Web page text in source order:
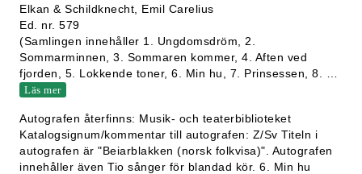
Elkan & Schildknecht, Emil Carelius
Ed. nr. 579
(Samlingen innehåller 1. Ungdomsdröm, 2.
Sommarminnen, 3. Sommaren kommer, 4. Aften ved
fjorden, 5. Lokkende toner, 6. Min hu, 7. Prinsessen, 8.
Läs mer
Autografen återfinns: Musik- och teaterbiblioteket
Katalogsignum/kommentar till autografen: Z/Sv Titeln i
autografen är "Beiarblakken (norsk folkvisa)". Autografen
innehåller även Tio sånger för blandad kör. 6. Min hu